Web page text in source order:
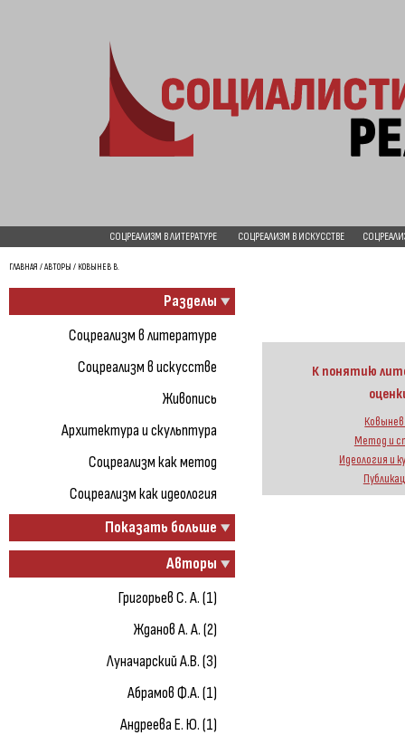
СОЦРЕАЛИЗМ В ЛИТЕРАТУРЕ СОЦРЕАЛИЗМ В ИСКУССТВЕ
ГЛАВНАЯ /АВТОРЫ / КОВЫНЕВ В.
Разделы
Соцреализм в литературе
Соцреализм в искусстве
Живопись
Архитектура и скульптура
Соцреализм как метод
Соцреализм как идеология
Показать больше
Авторы
Григорьев С. А. (1)
Жданов А. А. (2)
Луначарский А.В. (3)
Абрамов Ф.А. (1)
Андреева Е. Ю. (1)
К понятию
Метод и
Идеология и